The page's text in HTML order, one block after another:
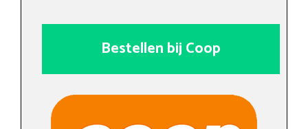
Bestellen bij Coop